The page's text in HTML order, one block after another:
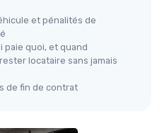
et pénalités de
paie quoi, et quand
locataire sans jamais
de fin de contrat